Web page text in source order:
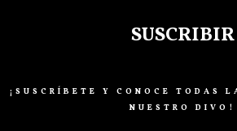
SUSCRIBIR
¡SUSCRÍBETE Y CONOCE TODAS
NUESTRO DIVO!